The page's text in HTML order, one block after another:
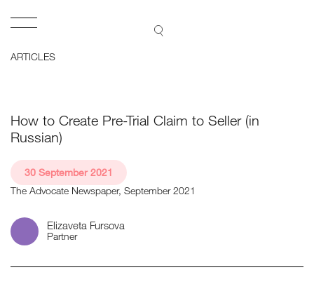
Open
ARTICLES
How to Create Pre-Trial Claim to Seller (in
Russian)
30 September 2021
Elizaveta Fursova
Partner
The Advocate Newspaper, September 2021